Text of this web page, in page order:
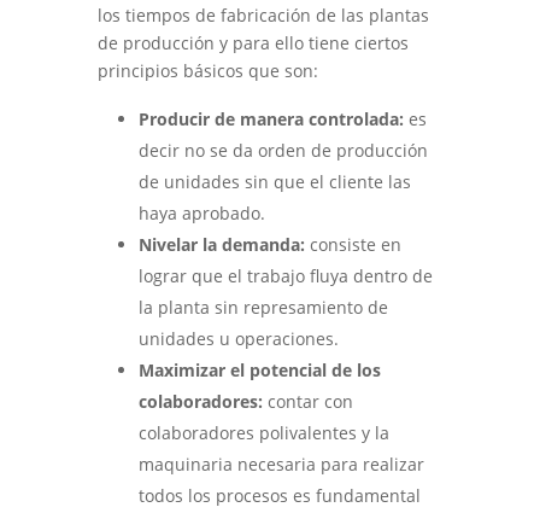
los tiempos de fabricación de las plantas
de producción y para ello tiene ciertos
principios básicos que son:
Producir de manera controlada: es
decir no se da orden de producción
de unidades sin que el cliente las
haya aprobado.
Nivelar la demanda: consiste en
lograr que el trabajo fluya dentro de
la planta sin represamiento de
unidades u operaciones.
Maximizar el potencial de los
colaboradores: contar con
colaboradores polivalentes y la
maquinaria necesaria para realizar
todos los procesos es fundamental